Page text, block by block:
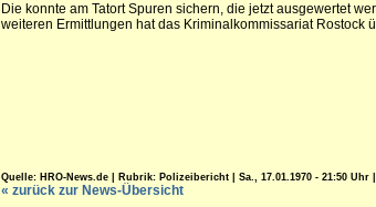
Die konnte am Tatort Spuren sichern, die jetzt ausgewertet
weiteren Ermittlungen hat das Kriminalkommissariat Rostock
Quelle: HRO-News.de | Rubrik: Polizeibericht | Sa., 17.01.1970 - 21:50 Uhr
« zurück zur News-Übersicht